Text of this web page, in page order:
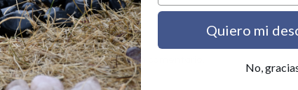
la próxima vez que haga un comentario.
Quiero mi
No,